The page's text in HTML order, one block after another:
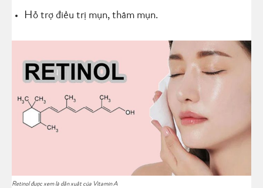
Hỗ trợ điều trị mụn, thâm mụn.
Retinol được xem là dẫn xuất của Vitamin A